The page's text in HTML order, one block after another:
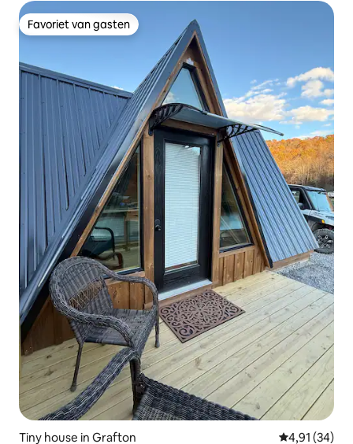
Favoriet van gasten
Favoriet van gasten
Tiny house in Grafton Gemiddelde
4,91 (34)